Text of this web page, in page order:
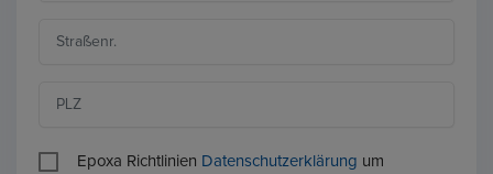
Epoxa Richtlinien Datenschutzerklärung um